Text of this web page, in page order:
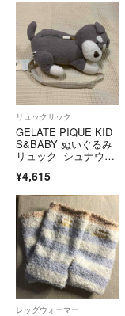
リュックサック
GELATE PIQUE KID
S&BABY ぬいぐるみ
リュック シュナウザ
¥4,615
レッグウォーマー